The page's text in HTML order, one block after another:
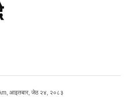
आइतबार, जेठ २४, २०८३